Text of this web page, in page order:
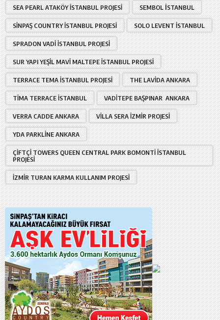
SEA PEARL ATAKÖY İSTANBUL PROJESI SEMBOL İSTANBUL
SINPAŞ COUNTRY İSTANBUL PROJESI SOLO LEVENT İSTANBUL
SPRADON VADI İSTANBUL PROJESI
SUR YAPI YEŞIL MAVI MALTEPE İSTANBUL PROJESI
TERRACE TEMA İSTANBUL PROJESI THE LAVIDA ANKARA
TIMA TERRACE İSTANBUL VADITEPE BAŞPINAR ANKARA
VERRA CADDE ANKARA VILLA SERA İZMIR PROJESI
YDA PARKLINE ANKARA
ÇIFTÇI TOWERS QUEEN CENTRAL PARK BOMONTI İSTANBUL
PROJESI
İZMIR TURAN KARMA KULLANIM PROJESI